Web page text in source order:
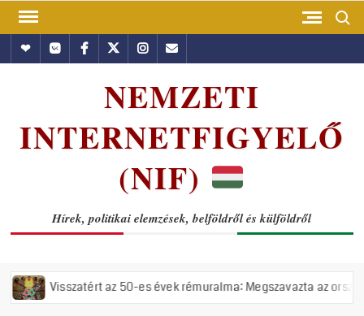
Skip
contentHundubVkontakte
Facebook
TwitterInstagram
Email
NEMZETI
INTERNETFIGYELŐ
(NIF)
Hírek, politikai elemzések, belföldről és külföldről
az 50-es évek rémuralma: Megszavazta az országgyűlés a